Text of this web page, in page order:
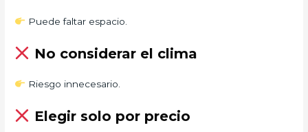
Puede faltar espacio.
No considerar el clima
Riesgo innecesario.
Elegir solo por precio